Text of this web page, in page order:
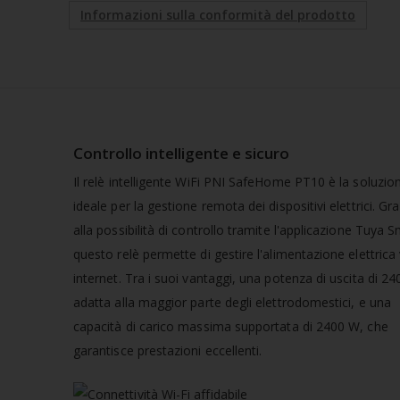
Informazioni sulla conformità del prodotto
Controllo intelligente e sicuro
Il relè intelligente WiFi PNI SafeHome PT10 è la
ideale per la gestione remota dei dispositivi elettrici.
alla possibilità di controllo tramite l'applicazione Tuya
questo relè permette di gestire l'alimentazione elettrica
internet. Tra i suoi vantaggi, una potenza di uscita di
adatta alla maggior parte degli elettrodomestici, e una
capacità di carico massima supportata di 2400 W, che
garantisce prestazioni eccellenti.